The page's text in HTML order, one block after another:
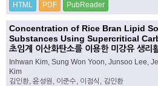
HTML PDF PubReader
Concentration of Rice Bran Lipid
Substances Using Supercritical
초임계 이산화탄소를 이용한 미강유 생리
Inhwan Kim, Sung Won Yoon, Junsoo Lee,
Kim
김인환, 윤성원, 이준수, 이점식, 김인환